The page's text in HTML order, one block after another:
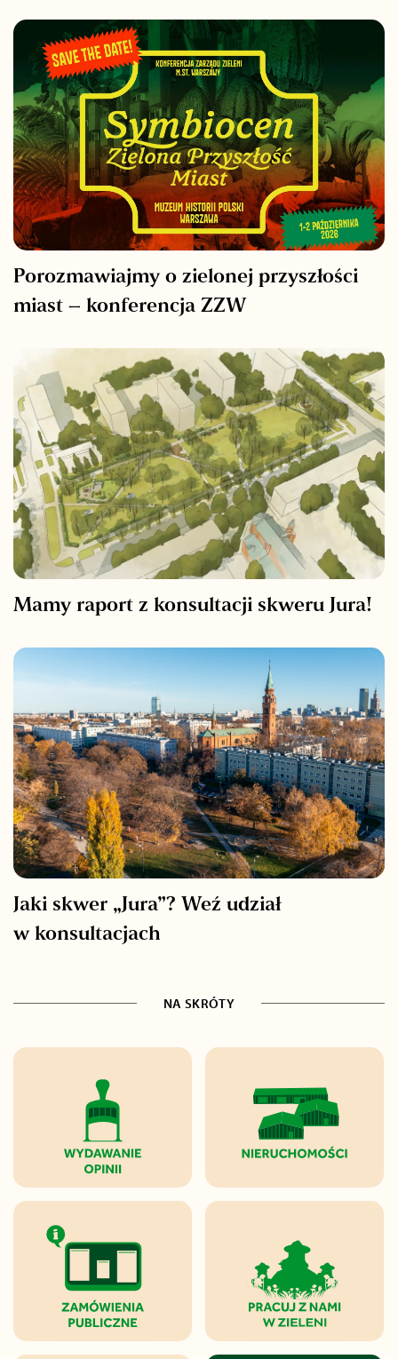
Porozmawiajmy o zielonej przyszłości
miast – konferencja ZZW
Mamy raport z konsultacji skweru Jura!
Jaki skwer „Jura”? Weź udział
w konsultacjach
NA SKRÓTY